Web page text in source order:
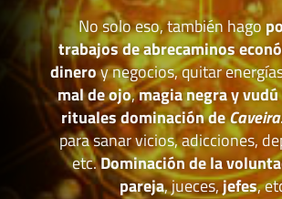
No solo eso, también hago
trabajos de abrecaminos
dineroy negocios, quitar
mal de ojo,magia negra y vudú
rituales dominación de
para sanar vicios, adicciones,
etc.Dominación de la
pareja, jueces,jefes,